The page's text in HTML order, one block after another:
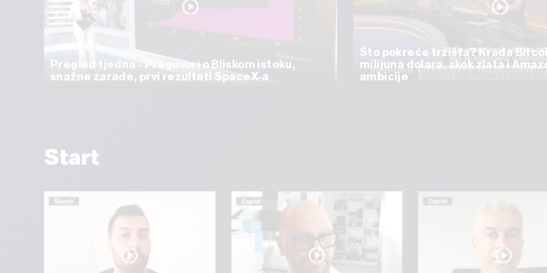
Pregled tjedna - Pregovori o Bliskom istoku,
snažne zarade, prvi rezultati SpaceX-a
Što pokreće tržišta? Krađa
milijuna dolara, skok zlata i
ambicije
Start